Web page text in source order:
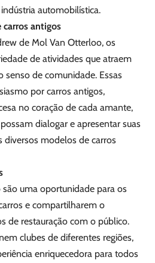
automobilística.
carros antigos
de Mol Van Otterloo, os
de atividades que atraem
senso de comunidade. Essas
por carros antigos,
no coração de cada amante,
dialogar e apresentar suas
diversos modelos de carros
uma oportunidade para os
e compartilharem o
de restauração com o público.
clubes de diferentes regiões,
enriquecedora para todos